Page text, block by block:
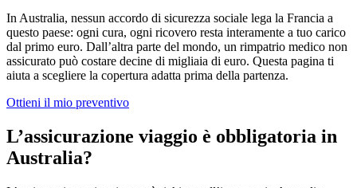
In Australia, nessun accordo di sicurezza sociale lega la Francia a
questo paese: ogni cura, ogni ricovero resta interamente a tuo carico
dal primo euro. Dall’altra parte del mondo, un rimpatrio medico non
assicurato può costare decine di migliaia di euro. Questa pagina ti
aiuta a scegliere la copertura adatta prima della partenza.
Ottieni il mio preventivo
L’assicurazione viaggio è obbligatoria in
Australia?